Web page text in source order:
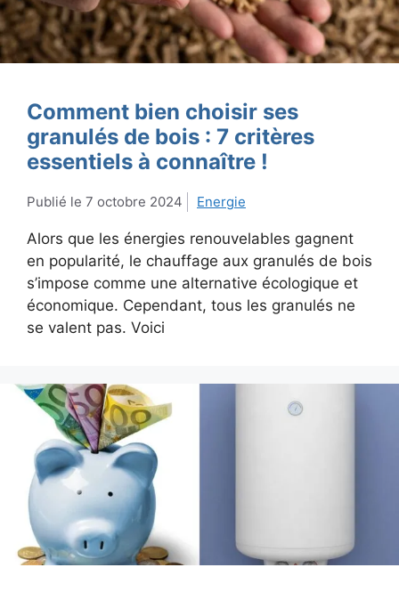
Comment bien choisir ses
granulés de bois : 7 critères
essentiels à connaître !
7 octobre 2024 Energie
Alors que les énergies renouvelables gagnent
en popularité, le chauffage aux granulés de bois
s’impose comme une alternative écologique et
économique. Cependant, tous les granulés ne
se valent pas. Voici